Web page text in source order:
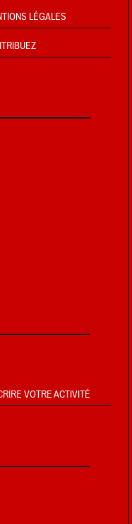
LÉGALES
VOTRE ACTIVITÉ